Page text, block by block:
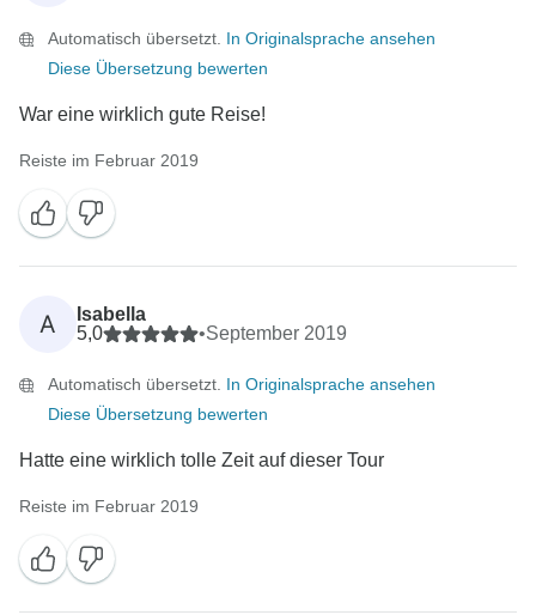
Automatisch übersetzt. In Originalsprache ansehen
Diese Übersetzung bewerten
War eine wirklich gute Reise!
Reiste im Februar 2019
A
Isabella
5,0
•September 2019
Automatisch übersetzt. In Originalsprache ansehen
Diese Übersetzung bewerten
Hatte eine wirklich tolle Zeit auf dieser Tour
Reiste im Februar 2019